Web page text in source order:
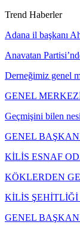
Trend Haberler
Adana il başkanı
Anavatan
Derneğimiz genel
GENEL
Geçmişini bilen
GENEL
KİLİS ESNAF
KÖKLERDEN
KİLİS
GENEL